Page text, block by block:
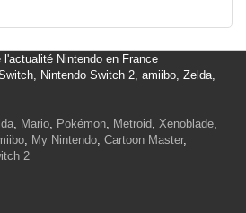
Nintendo en France
Nintendo Switch 2, amiibo, Zelda,
, Mario, Pokémon, Metroid, Xenoblade,
, My Nintendo, Cartoon Master,
2